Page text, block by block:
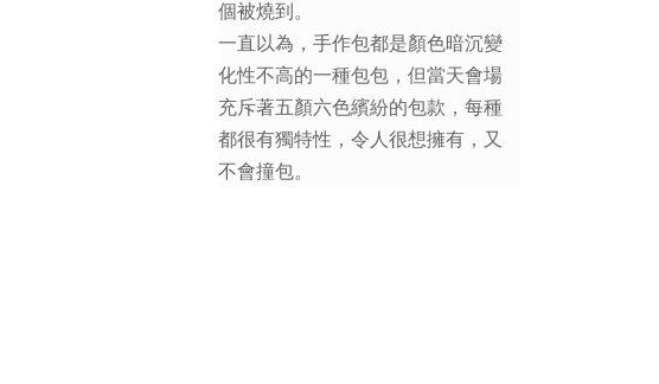
個被燒到。
一直以為，手作包都是顏色暗沉變
化性不高的一種包包，但當天會場
充斥著五顏六色繽紛的包款，每種
都很有獨特性，令人很想擁有，又
不會撞包。